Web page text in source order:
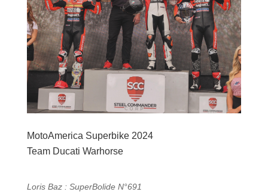
MotoAmerica Superbike 2024
Team Ducati Warhorse
Loris Baz : SuperBolide N°691